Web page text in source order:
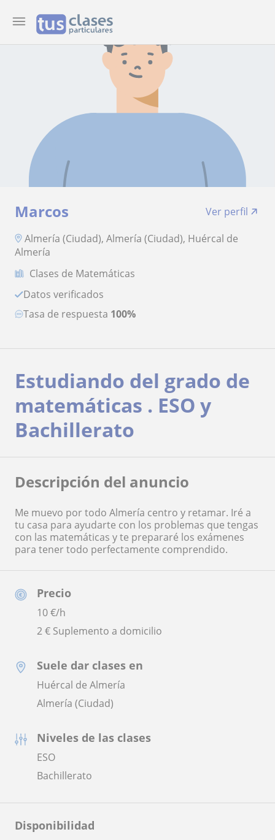
Marcos
Ver perfil
Almería (Ciudad), Almería (Ciudad), Huércal de
Almería
Clases de Matemáticas
Datos verificados
Tasa de respuesta 100%
Precio
10€/h
2 € Suplemento a domicilio
Suele dar clases en
Huércal de Almería
Almería (Ciudad)
Niveles de las clases
ESO
Bachillerato
Disponibilidad
Estudiando del grado de
matemáticas . ESO y
Bachillerato
Descripción del anuncio
Me muevo por todo Almería centro y retamar. Iré a
tu casa para ayudarte con los problemas que tengas
con las matemáticas y te prepararé los exámenes
para tener todo perfectamente comprendido.